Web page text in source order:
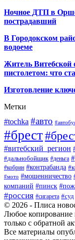
Ночное ДТП в
пострадавший
В Городокском
водоеме
Житель Витебской
пистолетом: что
Изготовление
Метки
#tochka #авто
#брест
#витебский_регион
#дальнобойщик #деньга
#кобрин #контрабанда
#мото #мошенничество
компаний #пинск
#россия #сигарета #суд
© 2026 - Плиса
Любое копирование
только с обратной
Все материалы